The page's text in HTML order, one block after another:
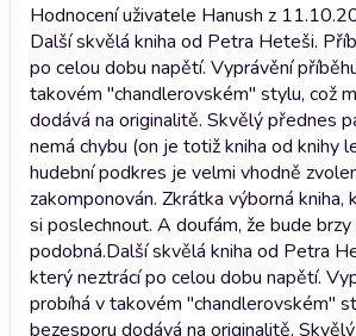
Hodnocení uživatele Hanush z
Další skvělá kniha od Petra Heteši.
po celou dobu napětí. Vyprávění
takovém "chandlerovském" stylu, což
dodává na originalitě. Skvělý přednes
nemá chybu (on je totiž kniha od knihy
hudební podkres je velmi vhodně
zakomponován. Zkrátka výborná
si poslechnout. A doufám, že bude
podobná.Další skvělá kniha od Petra
který neztrácí po celou dobu napětí.
probíhá v takovém "chandlerovském"
bezesporu dodává na originalitě.